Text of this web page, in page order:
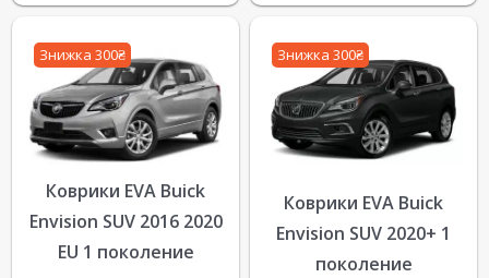
Знижка 300₴
Коврики EVA Buick
Envision SUV 2016 2020
EU 1 поколение
Знижка 300₴
Коврики EVA Buick
Envision SUV 2020+ 1
поколение